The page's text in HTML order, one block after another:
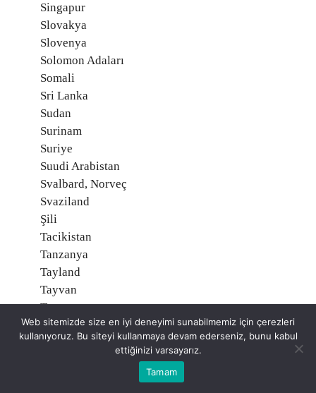
Singapur
Slovakya
Slovenya
Solomon Adaları
Somali
Sri Lanka
Sudan
Surinam
Suriye
Suudi Arabistan
Svalbard, Norveç
Svaziland
Şili
Tacikistan
Tanzanya
Tayland
Tayvan
Togo
Tonga
Trinidad ve Tobago
Turks ve Caicos Adaları, İngiltere
Web sitemizde size en iyi deneyimi sunabilmemiz için çerezleri
kullanıyoruz. Bu siteyi kullanmaya devam ederseniz, bunu kabul
ettiğinizi varsayarız.
Tamam